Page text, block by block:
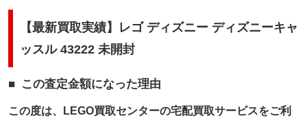
【最新買取実績】レゴ ディズニー ディズニーキャ
ッスル 43222 未開封
この査定金額になった理由
この度は、LEGO買取センターの宅配買取サービスをご利